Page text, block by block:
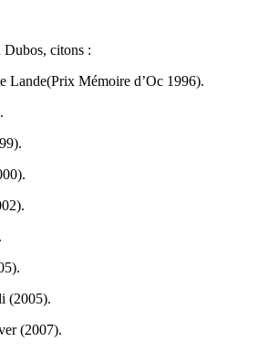
citons :
Lande(Prix Mémoire d’Oc 1996).
(2005).
(2007).